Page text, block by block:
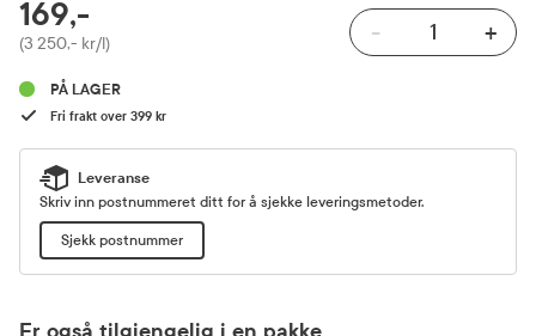
Pris
169,-
(3 250,- kr/l) - +
PÅ LAGER
Fri frakt over 399 kr
Leveranse
Skriv inn postnummeret ditt for å sjekke leveringsmetoder.
Sjekk postnummer